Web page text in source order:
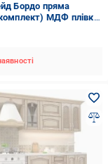
Бордо пряма
МДФ плівка
платиновий/дерево